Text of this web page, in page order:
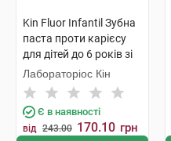
Kin Fluor Infantil Зубна
паста проти карієсу
для дітей до 6 років зі
смаком полуниці 100
мл 1 туба
Лабораторіос Кін
Є в наявності
від 243.00 170.10 грн